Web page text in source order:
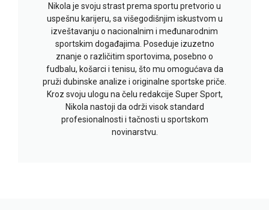
Nikola je svoju strast prema sportu pretvorio u
uspešnu karijeru, sa višegodišnjim iskustvom u
izveštavanju o nacionalnim i međunarodnim
sportskim događajima. Poseduje izuzetno
znanje o različitim sportovima, posebno o
fudbalu, košarci i tenisu, što mu omogućava da
pruži dubinske analize i originalne sportske priče.
Kroz svoju ulogu na čelu redakcije Super Sport,
Nikola nastoji da održi visok standard
profesionalnosti i tačnosti u sportskom
novinarstvu.